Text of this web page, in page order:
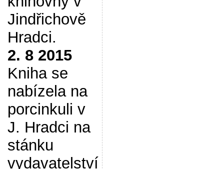
Jindřichově
Hradci.
2. 8 2015
Kniha se
nabízela na
porcinkuli v
J. Hradci na
stánku
vydavatelství